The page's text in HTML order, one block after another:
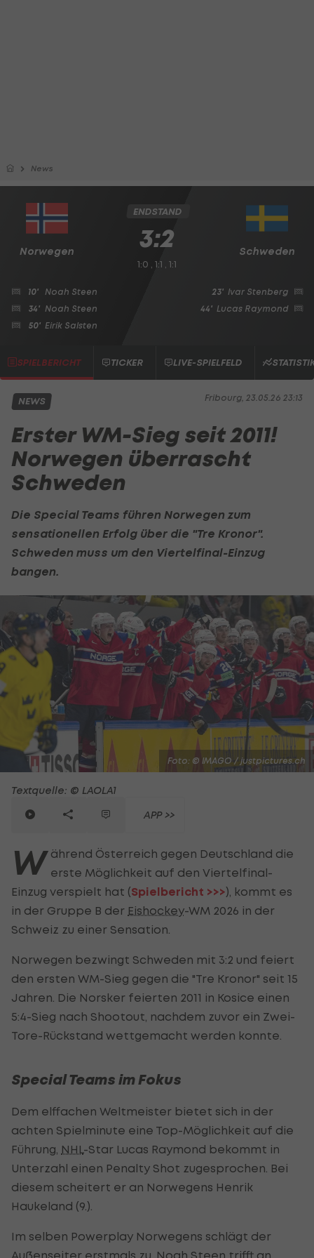
News
Norwegen Schweden
ENDSTAND
3:2
1:0 , 1:1 , 1:1
10' Noah Steen
34' Noah Steen
50' Eirik Salsten
23' Ivar Stenberg
44' Lucas Raymond
SPIELBERICHT TICKER LIVE-SPIELFELD
Fribourg, 23.05.26 23:13
NEWS
Erster WM-Sieg seit 2011!
Norwegen überrascht
Schweden
Die Special Teams führen Norwegen zum
sensationellen Erfolg über die "Tre Kronor".
Schweden muss um den Viertelfinal-Einzug
bangen.
Foto: © IMAGO / justpictures.ch
Textquelle: © LAOLA1
APP >>
W ährend Österreich gegen Deutschland die
erste Möglichkeit auf den Viertelfinal-
Einzug verspielt hat (Spielbericht >>>), kommt es
in der Gruppe B der Eishockey-WM 2026 in der
Schweiz zu einer Sensation.
Norwegen bezwingt Schweden mit 3:2 und feiert
den ersten WM-Sieg gegen die "Tre Kronor" seit 15
Jahren. Die Norsker feierten 2011 in Kosice einen
5:4-Sieg nach Shootout, nachdem zuvor ein Zwei-
Tore-Rückstand wettgemacht werden konnte.
Special Teams im Fokus
Dem elffachen Weltmeister bietet sich in der
achten Spielminute eine Top-Möglichkeit auf die
Führung, NHL -Star Lucas Raymond bekommt in
Unterzahl einen Penalty Shot zugesprochen. Bei
diesem scheitert er an Norwegens Henrik
Haukeland (9.).
Im selben Powerplay Norwegens schlägt der
Außenseiter erstmals zu. Noah Steen trifft an